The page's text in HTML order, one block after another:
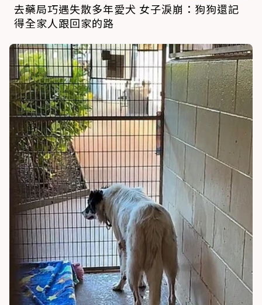
去藥局巧遇失散多年愛犬 女子淚崩：狗狗還記
得全家人跟回家的路